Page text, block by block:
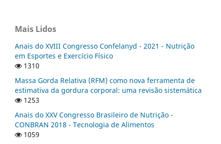
Mais Lidos
Anais do XVIII Congresso Confelanyd - 2021 - Nutrição
em Esportes e Exercício Físico
1310
Massa Gorda Relativa (RFM) como nova ferramenta de
estimativa da gordura corporal: uma revisão sistemática
1253
Anais do XXV Congresso Brasileiro de Nutrição -
CONBRAN 2018 - Tecnologia de Alimentos
1059